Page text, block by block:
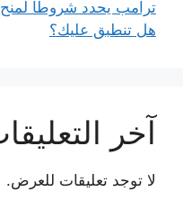
ترامب يحدد شروطًا لمنح
هل تنطبق عليك؟
آخر
لا توجد تعليقات للعرض.